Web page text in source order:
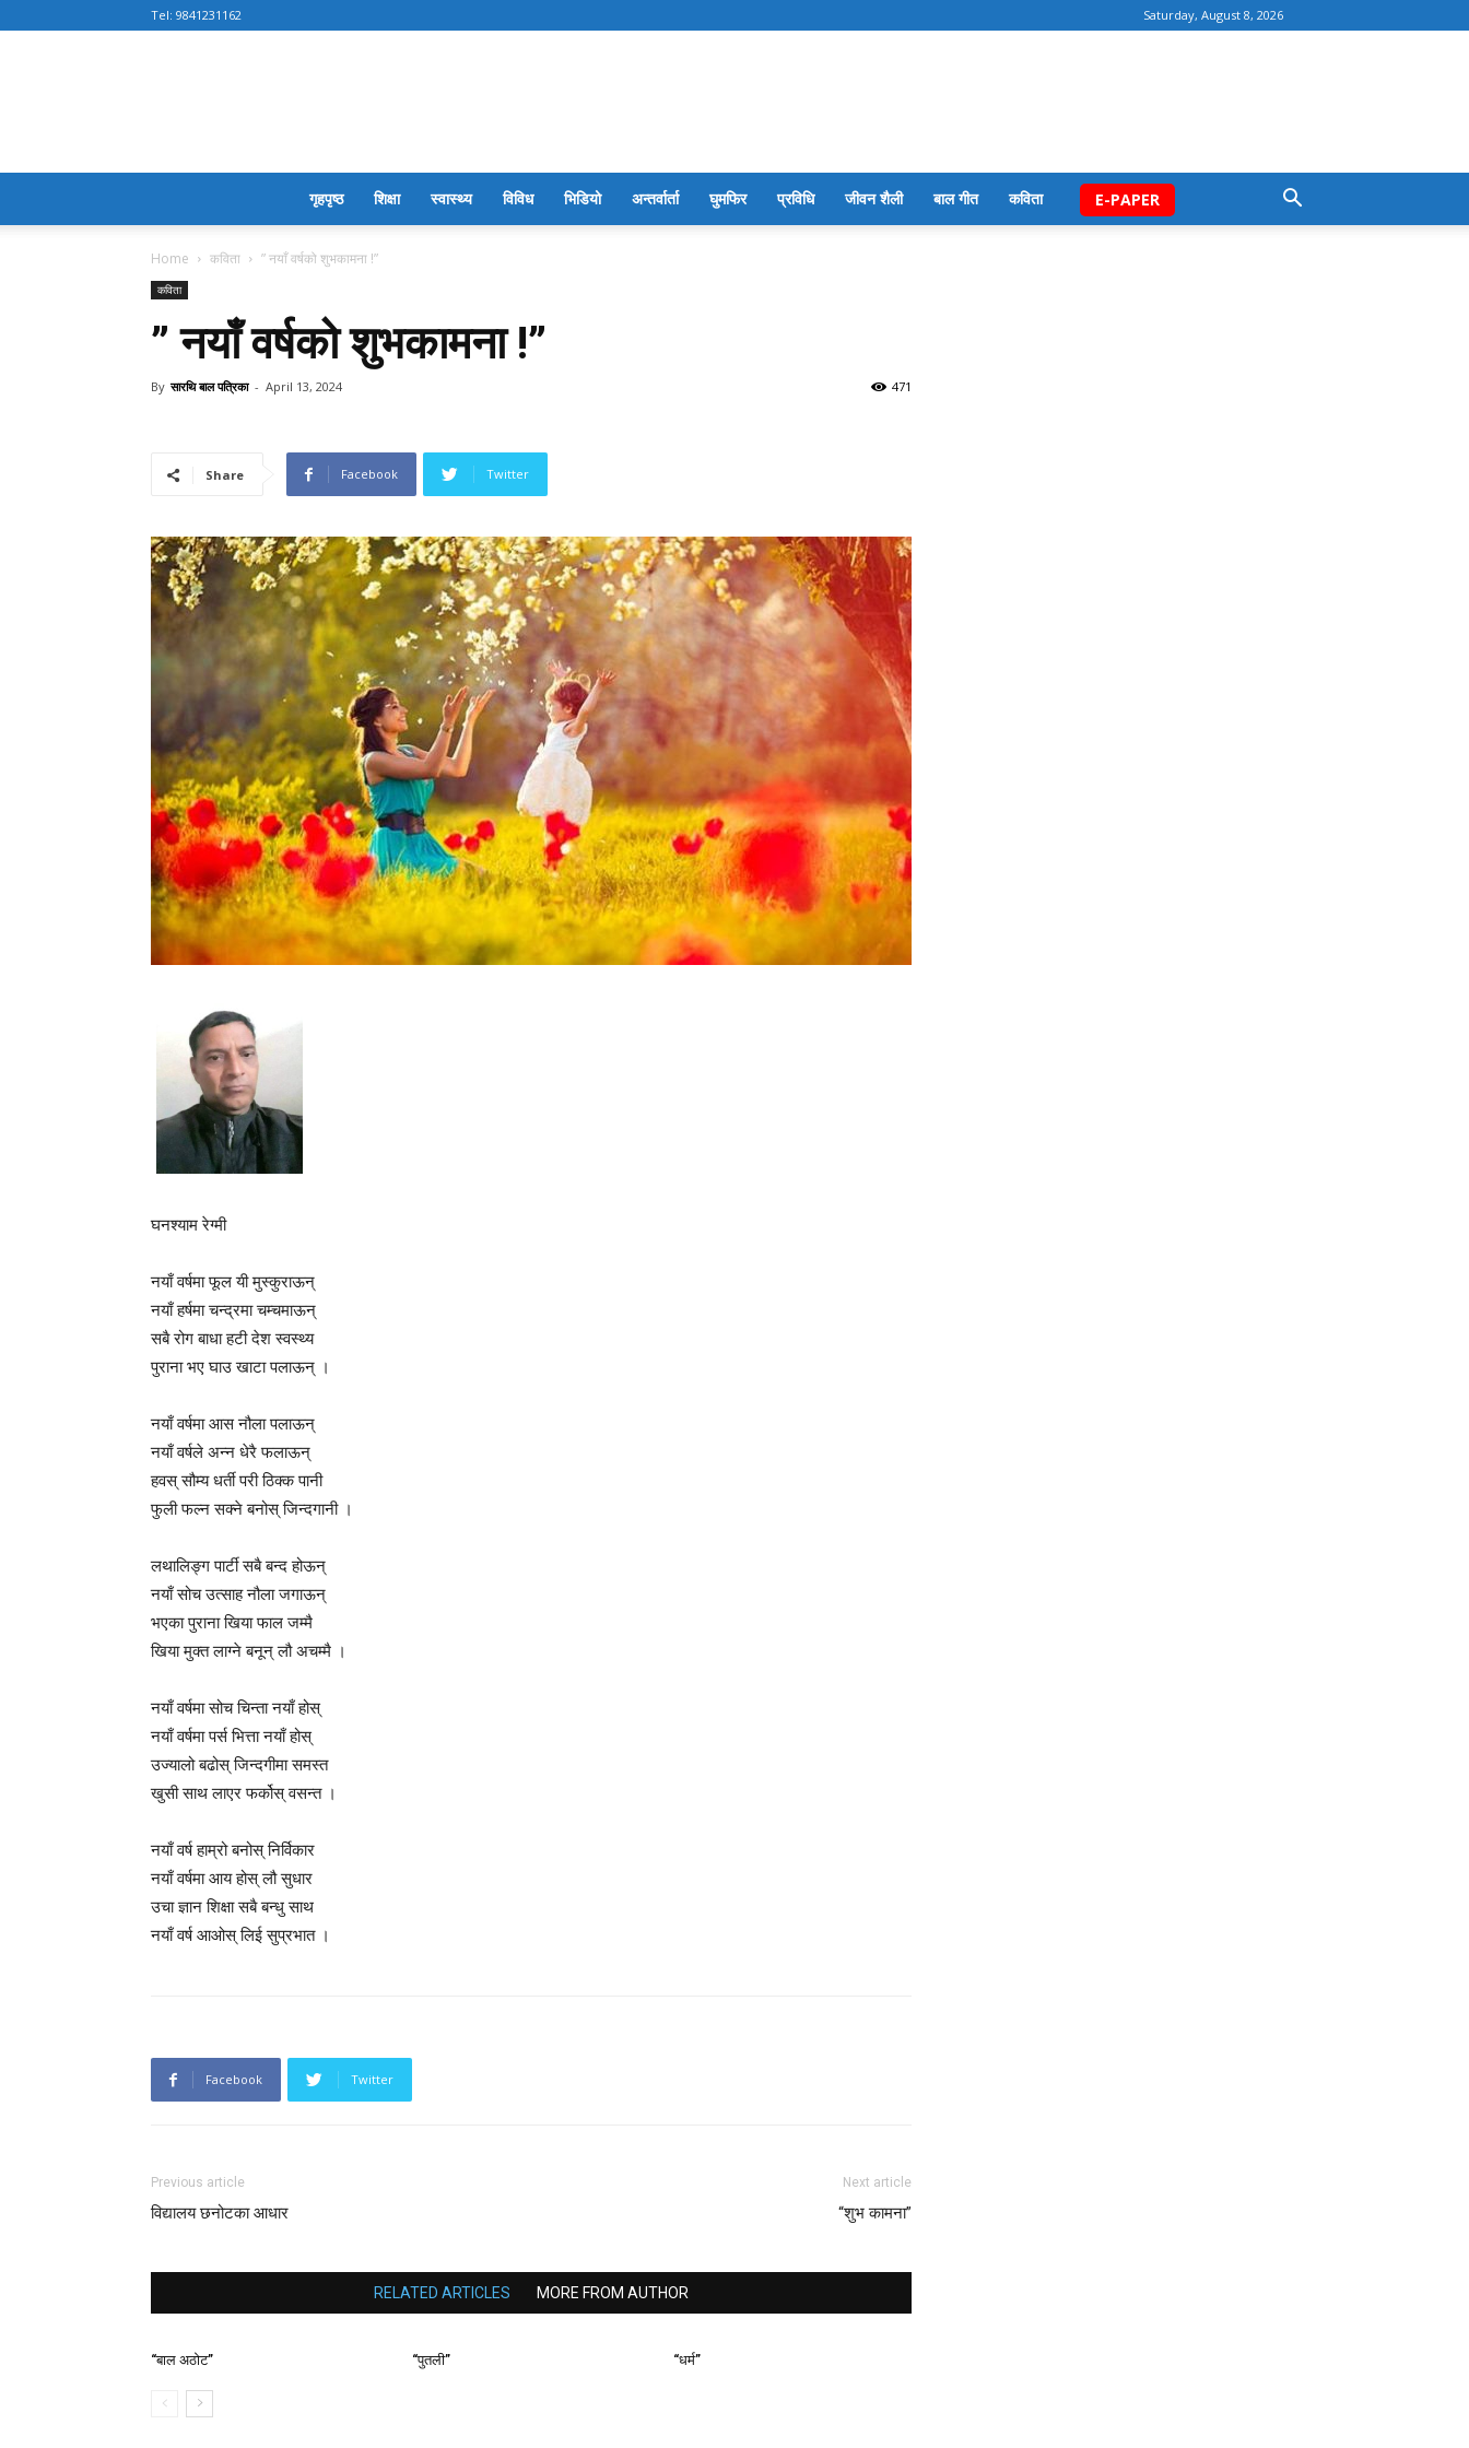
Saturday, August 8, 2026
Tel: 9841231162
सारथि
गृहपृष्ठ शिक्षा स्वास्थ्य विविध भिडियो अन्तर्वार्ता घुमफिर प्रविधि जीवन शैली बाल गीत कविता E-PAPER
Home कविता ” नयाँ वर्षको शुभकामना !”
कविता
” नयाँ वर्षको शुभकामना !”
By सारथि बाल पत्रिका - April 13, 2024 471
Share Facebook Twitter
घनश्याम रेग्मी
नयाँ वर्षमा फूल यी मुस्कुराऊन्
नयाँ हर्षमा चन्द्रमा चम्चमाऊन्
सबै रोग बाधा हटी देश स्वस्थ्य
पुराना भए घाउ खाटा पलाऊन् ।
नयाँ वर्षमा आस नौला पलाऊन्
नयाँ वर्षले अन्न धेरै फलाऊन्
हवस् सौम्य धर्ती परी ठिक्क पानी
फुली फल्न सक्ने बनोस् जिन्दगानी ।
लथालिङ्ग पार्टी सबै बन्द होऊन्
नयाँ सोच उत्साह नौला जगाऊन्
भएका पुराना खिया फाल जम्मै
खिया मुक्त लाग्ने बनून् लौ अचम्मै ।
नयाँ वर्षमा सोच चिन्ता नयाँ होस्
नयाँ वर्षमा पर्स भित्ता नयाँ होस्
उज्यालो बढोस् जिन्दगीमा समस्त
खुसी साथ लाएर फर्कोस् वसन्त ।
नयाँ वर्ष हाम्रो बनोस् निर्विकार
नयाँ वर्षमा आय होस् लौ सुधार
उचा ज्ञान शिक्षा सबै बन्धु साथ
नयाँ वर्ष आओस् लिई सुप्रभात ।
Facebook Twitter
Previous article
विद्यालय छनोटका आधार
Next article
“शुभ कामना”
RELATED ARTICLES MORE FROM AUTHOR
“बाल अठोट” “पुतली” “धर्म”